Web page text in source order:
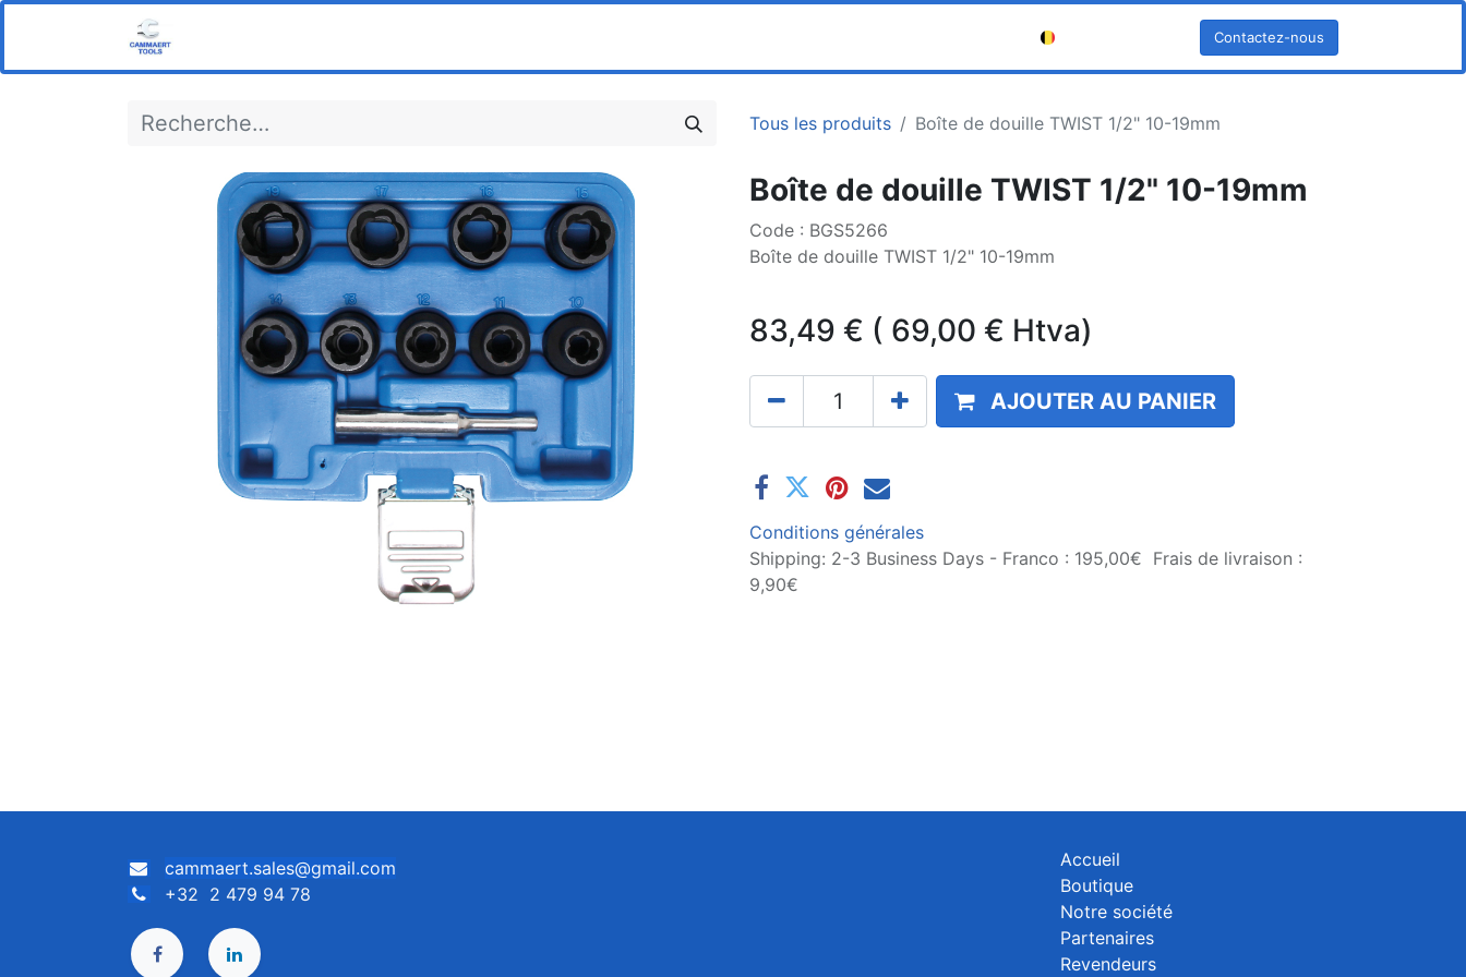
Contactez-nous
Tous les produits Boîte de douille TWIST 1/2" 10-19mm
Boîte de douille TWIST 1/2" 10-19mm
Code : BGS5266
Boîte de douille TWIST 1/2" 10-19mm
83,49 € ( 69,00 € Htva)
AJOUTER AU PANIER
Conditions générales
Shipping: 2-3 Business Days - Franco : 195,00€ Frais de livraison :
9,90€
cammaert.sales@gmail.com
+32 2 479 94 78
Accueil
Boutique
Notre société
Partenaires
Revendeurs